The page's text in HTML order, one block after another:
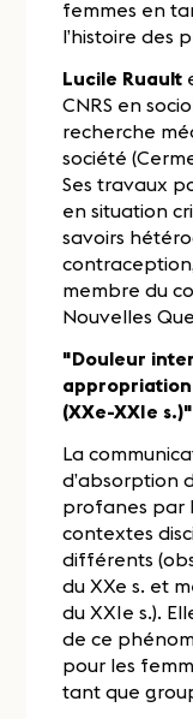
femmes en
l’histoire des
Lucile Ruault
CNRS en
recherche
société
Ses travaux
en situation
savoirs
membre du
Nouvelles
"Douleur
(XXe-XXIe
La
d’absorption
profanes par
contextes
différents
du XXe s. et
du XXIe s.).
de ce
pour les
tant que